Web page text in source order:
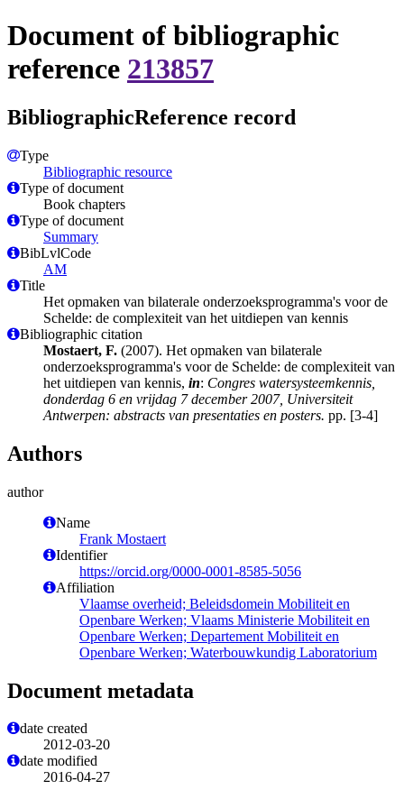
Document of bibliographic
reference 213857
BibliographicReference record
Type
Bibliographic resource
Type of document
Book chapters
Type of document
Summary
BibLvlCode
AM
Title
Het opmaken van bilaterale onderzoeksprogramma's voor de
Schelde: de complexiteit van het uitdiepen van kennis
Bibliographic citation
Mostaert, F. (2007). Het opmaken van bilaterale
onderzoeksprogramma's voor de Schelde: de complexiteit van
het uitdiepen van kennis, in: Congres watersysteemkennis,
donderdag 6 en vrijdag 7 december 2007, Universiteit
Antwerpen: abstracts van presentaties en posters. pp. [3-4]
Authors
author
Name
Frank Mostaert
Identifier
https://orcid.org/0000-0001-8585-5056
Affiliation
Vlaamse overheid; Beleidsdomein Mobiliteit en
Openbare Werken; Vlaams Ministerie Mobiliteit en
Openbare Werken; Departement Mobiliteit en
Openbare Werken; Waterbouwkundig Laboratorium
Document metadata
date created
2012-03-20
date modified
2016-04-27